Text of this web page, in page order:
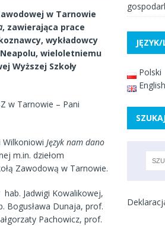
w Tarnowie
, zawierająca prace
wykładowcy
wieloletniemu
Wyższej Szkoły
w Tarnowie – Pani
Język nam dano
m.in. dziełom
Zawodową w Tarnowie.
Jadwigi Kowalikowej,
Bogusława Dunaja, prof.
Pachowicz, prof.
Polski
English